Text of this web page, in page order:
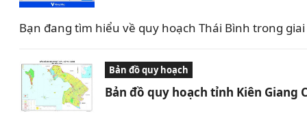
Bạn đang tìm hiểu về quy hoạch Thái Bình trong
Bản đồ quy hoạch
Bản đồ quy hoạch tỉnh Kiên Giang